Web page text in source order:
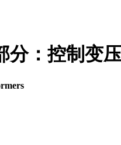
分：控制变